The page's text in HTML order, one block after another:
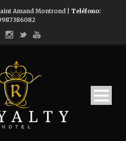
Amand Montrond | Teléfono: